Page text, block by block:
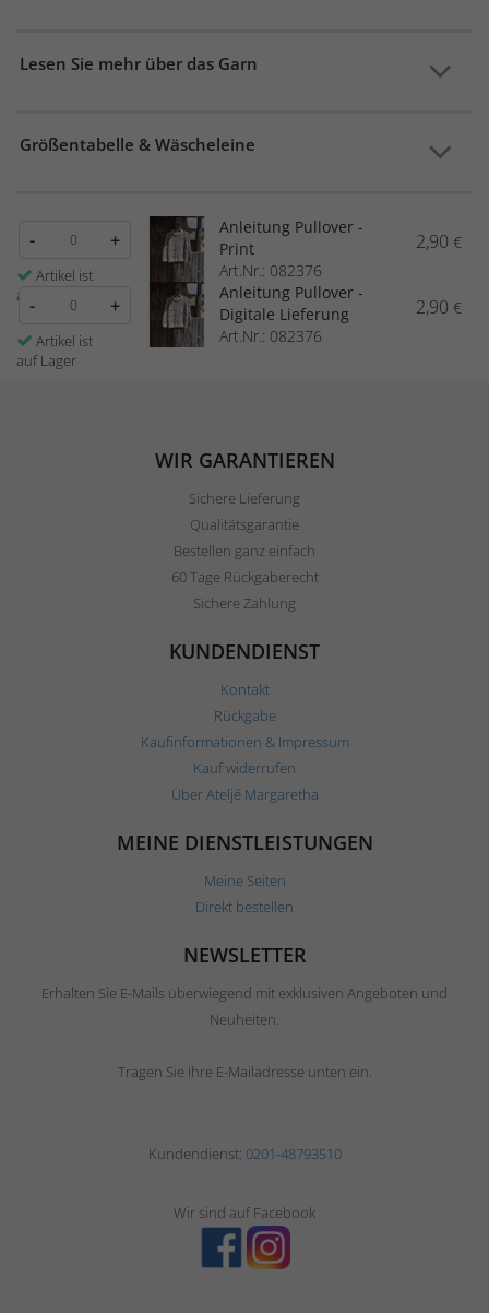
Lesen Sie mehr über das Garn
Größentabelle & Wäscheleine
- +
Artikel ist
auf Lager
Anleitung Pullover -
Print
Art.Nr.: 082376
2,90 €
- +
Artikel ist
auf Lager
Anleitung Pullover -
Digitale Lieferung
Art.Nr.: 082376
2,90 €
WIR GARANTIEREN
Sichere Lieferung
Qualitätsgarantie
Bestellen ganz einfach
60 Tage Rückgaberecht
Sichere Zahlung
KUNDENDIENST
Kontakt
Rückgabe
Kaufinformationen & Impressum
Kauf widerrufen
Über Ateljé Margaretha
MEINE DIENSTLEISTUNGEN
Meine Seiten
Direkt bestellen
NEWSLETTER
Erhalten Sie E-Mails überwiegend mit exklusiven Angeboten und
Neuheiten.
Tragen Sie Ihre E-Mailadresse unten ein.
Kundendienst: 0201-48793510
Wir sind auf Facebook